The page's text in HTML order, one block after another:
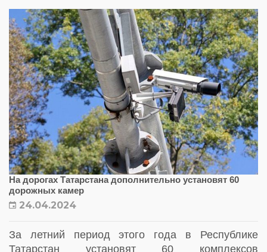
На дорогах Татарстана дополнительно установят 60
дорожных камер
24.04.2024
За летний период этого года в Республике
Татарстан установят 60 комплексов